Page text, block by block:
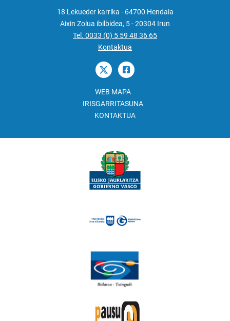
18 Lekueder karrika - 64700 Hendaia
Aixin Zolua ibilbidea, 5 - 20304 Irun
Tel. 0033 (0) 5 59 48 36 65
Kontaktua
WEB MAPA
IRISGARRITASUNA
KONTAKTUA